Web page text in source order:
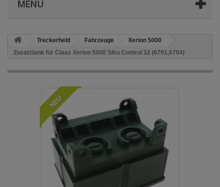
MENÜ
Treckerheld Fahrzeuge
Xerion 5000
Zusatztank für Claas Xerion 5000 Siku Control 32 (6791,6794)
NEU